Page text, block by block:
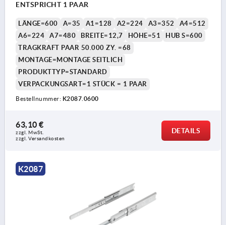
ENTSPRICHT 1 PAAR
LÄNGE=600 A=35 A1=128 A2=224 A3=352
A4=512
A6=224
A7=480 BREITE=12,7 HÖHE=51
HUB S=600
TRAGKRAFT PAAR 50.000 ZY. =68
MONTAGE=MONTAGE SEITLICH
PRODUKTTYP=STANDARD
VERPACKUNGSART=1 STÜCK = 1 PAAR
Bestellnummer: K2087.0600
63,10 €
zzgl. MwSt.
zzgl. Versandkosten
DETAILS
K2087